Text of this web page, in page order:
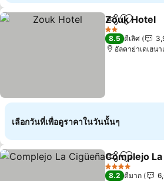
แชร์ เพิ่มในรา
Zouk Hotel
2 ดาว
8.5 ดีเลิศ
อัลคาย่าเดเฮนา
เลือกวันที่เพื่อดูราคาในวันนั้นๆ
แชร์ เพิ่มในร
Complejo
4 ดาว
8.2 ดีมาก